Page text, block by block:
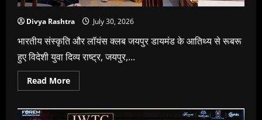
चर्चा
Divya Rashtra July 30, 2026
भारतीय संस्कृति और लॉयंस क्लब जयपुर डायमंड के आतिथ्य से रूबरू
हुए विदेशी युवा दिव्य राष्ट्र, जयपुर,...
Read MoreRead
more